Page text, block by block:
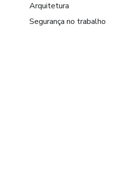
Arquitetura
Segurança no trabalho